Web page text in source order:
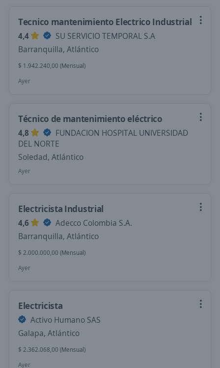
Tecnico mantenimiento Electrico Industrial
4,4
SU SERVICIO TEMPORAL S.A
Barranquilla, Atlántico
$ 1.942.240,00 (Mensual)
Ayer
Técnico de mantenimiento eléctrico
4,8
FUNDACION HOSPITAL UNIVERSIDAD
DEL NORTE
Soledad, Atlántico
Ayer
Electricista Industrial
4,6
Adecco Colombia S.A.
Barranquilla, Atlántico
$ 2.000.000,00 (Mensual)
Ayer
Electricista
Activo Humano SAS
Galapa, Atlántico
$ 2.362.068,00 (Mensual)
Ayer